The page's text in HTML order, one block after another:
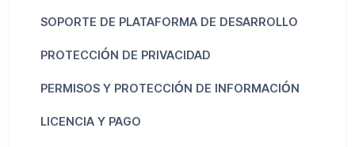
SOPORTE DE PLATAFORMA DE DESARROLLO
PROTECCIÓN DE PRIVACIDAD
PERMISOS Y PROTECCIÓN DE INFORMACIÓN
LICENCIA Y PAGO